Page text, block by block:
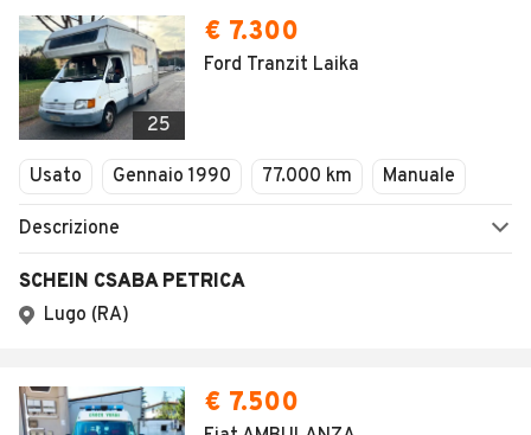
25
€ 7.300
Ford Tranzit Laika
Usato Gennaio 1990 77.000 km Manuale
Descrizione
SCHEIN CSABA PETRICA
Lugo (RA)
€ 7.500